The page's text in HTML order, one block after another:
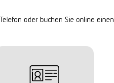
oder buchen Sie online einen